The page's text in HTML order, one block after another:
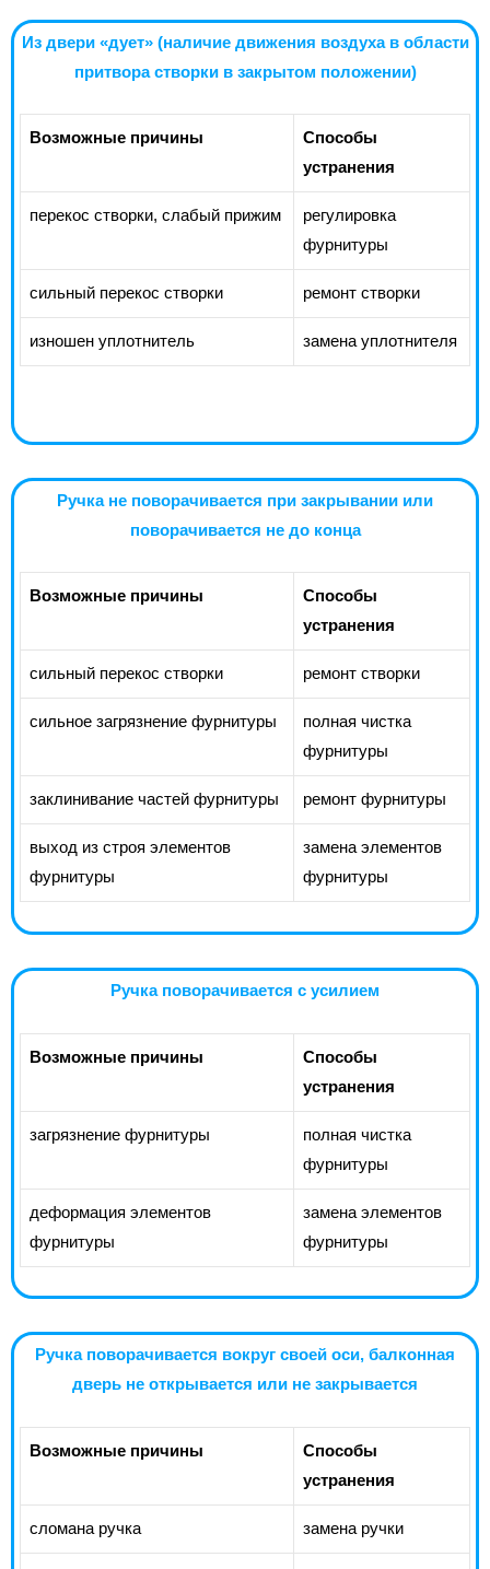
Из двери «дует» (наличие движения воздуха в области
притвора створки в закрытом положении)
Возможные причины
Способы
устранения
перекос створки, слабый прижим
регулировка
фурнитуры
сильный перекос створки ремонт створки
изношен уплотнитель замена уплотнителя
Ручка не поворачивается при закрывании или
поворачивается не до конца
Возможные причины
Способы
устранения
сильный перекос створки ремонт створки
сильное загрязнение фурнитуры
полная чистка
фурнитуры
заклинивание частей фурнитуры ремонт фурнитуры
выход из строя элементов
фурнитуры
замена элементов
фурнитуры
Ручка поворачивается с усилием
Возможные причины
Способы
устранения
загрязнение фурнитуры
полная чистка
фурнитуры
деформация элементов
фурнитуры
замена элементов
фурнитуры
Ручка поворачивается вокруг своей оси, балконная
дверь не открывается или не закрывается
Возможные причины
Способы
устранения
сломана ручка замена ручки